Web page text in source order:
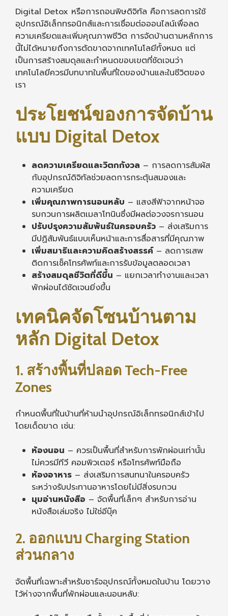
Digital Detox หรือการถอนพิษดิจิทัล คือการลดการใช้
อุปกรณ์อิเล็กทรอนิกส์และการเชื่อมต่อออนไลน์เพื่อลด
ความเครียดและเพิ่มคุณภาพชีวิต การจัดบ้านตามหลักการ
นี้ไม่ได้หมายถึงการตัดขาดจากเทคโนโลยีทั้งหมด แต่
เป็นการสร้างสมดุลและกำหนดขอบเขตที่ชัดเจนว่า
เทคโนโลยีควรมีบทบาทในพื้นที่ใดของบ้านและในชีวิตของ
เรา
ประโยชน์ของการจัดบ้าน
แบบ Digital Detox
ลดความเครียดและวิตกกังวล – การลดการสัมผัส
กับอุปกรณ์ดิจิทัลช่วยลดการกระตุ้นสมองและ
ความเครียด
เพิ่มคุณภาพการนอนหลับ – แสงสีฟ้าจากหน้าจอ
รบกวนการผลิตเมลาโทนินซึ่งมีผลต่อวงจรการนอน
ปรับปรุงความสัมพันธ์ในครอบครัว – ส่งเสริมการ
มีปฏิสัมพันธ์แบบเห็นหน้าและการสื่อสารที่มีคุณภาพ
เพิ่มสมาธิและความคิดสร้างสรรค์– ลดการเสพ
ติดการเช็คโทรศัพท์และการรับข้อมูลตลอดเวลา
สร้างสมดุลชีวิตที่ดีขึ้น – แยกเวลาทำงานและเวลา
พักผ่อนได้ชัดเจนยิ่งขึ้น
เทคนิคจัดโซนบ้านตาม
หลัก Digital Detox
1. สร้างพื้นที่ปลอด Tech-Free
Zones
กำหนดพื้นที่ในบ้านที่ห้ามนำอุปกรณ์อิเล็กทรอนิกส์เข้าไป
โดยเด็ดขาด เช่น:
ห้องนอน – ควรเป็นพื้นที่สำหรับการพักผ่อนเท่านั้น
ไม่ควรมีทีวี คอมพิวเตอร์ หรือโทรศัพท์มือถือ
ห้องอาหาร – ส่งเสริมการสนทนาในครอบครัว
ระหว่างรับประทานอาหารโดยไม่มีสิ่งรบกวน
มุมอ่านหนังสือ – จัดพื้นที่เล็กๆ สำหรับการอ่าน
หนังสือเล่มจริง ไม่ใช่อีบุ๊ค
2. ออกแบบ Charging Station
ส่วนกลาง
จัดพื้นที่เฉพาะสำหรับชาร์จอุปกรณ์ทั้งหมดในบ้าน โดยวาง
ไว้ห่างจากพื้นที่พักผ่อนและนอนหลับ: